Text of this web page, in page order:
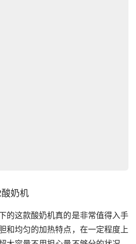
奶机
这款酸奶机真的是非常值得入手
和均匀的加热特点，在一定程度上